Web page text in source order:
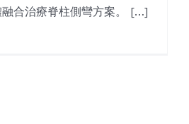
合治療脊柱側彎方案。 […]